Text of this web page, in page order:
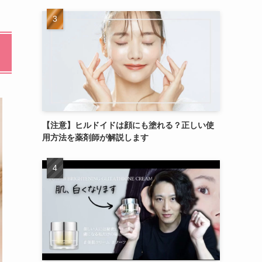
【注意】ヒルドイドは顔にも塗れる？正しい使
用方法を薬剤師が解説します